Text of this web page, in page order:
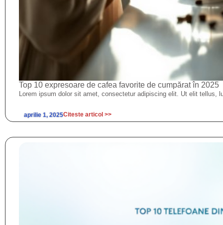
Top 10 expresoare de cafea favorite de cumpărat în 2025
Lorem ipsum dolor sit amet, consectetur adipiscing elit. Ut elit tellus,
aprilie 1, 2025Citeste articol >>